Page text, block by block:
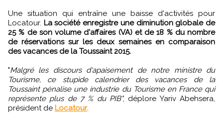
Une situation qui entraîne une baisse d'activités pour
Locatour. La société enregistre une diminution globale de
25 % de son volume d'affaires (VA) et de 18 % du nombre
de réservations sur les deux semaines en comparaison
des vacances de la Toussaint 2015.
"Malgré les discours d'apaisement de notre ministre du
Tourisme, ce stupide calendrier des vacances de la
Toussaint pénalise une industrie du Tourisme en France qui
représente plus de 7 % du PIB", déplore Yariv Abehsera,
président de Locatour.